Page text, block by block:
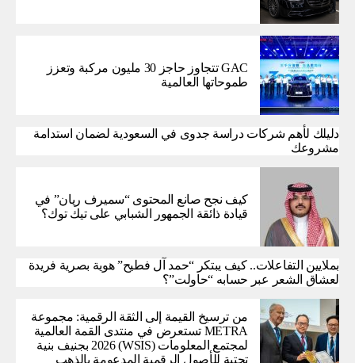
GAC تتجاوز حاجز 30 مليون مركبة وتعزز
طموحاتها العالمية
دليلك لأهم شركات دراسة جدوى في السعودية لضمان استدامة
مشروعك
كيف نجح صانع المحتوى “سميرف ريان” في
قيادة ذائقة الجمهور الشبابي على تيك توك؟
بملايين التفاعلات.. كيف يبتكر “حمد آل فطيح” هوية بصرية فريدة
لعشاق الشعر عبر حسابه “حاولت”؟
من ترسيخ القيمة إلى الثقة الرقمية: مجموعة
METRA تستعرض في منتدى القمة العالمية
لمجتمع المعلومات (WSIS) 2026 بجنيف بنية
تحتية للأصول الرقمية المدعومة بالذهب